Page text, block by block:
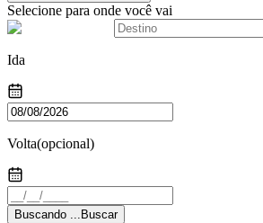
Selecione para onde você vai
Ida
Volta(opcional)
Buscando ... Buscar